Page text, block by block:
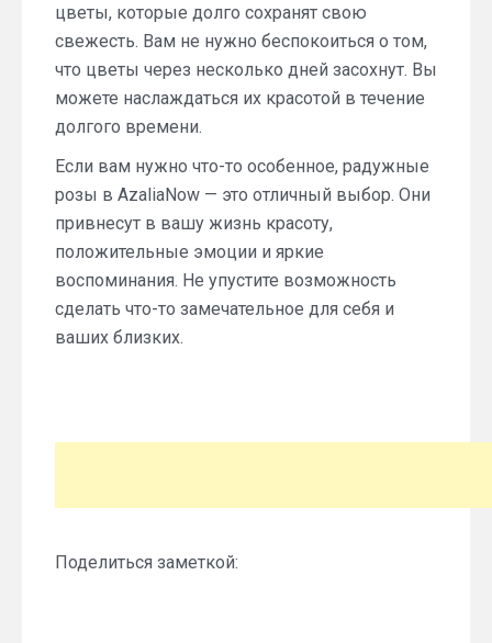
цветы, которые долго сохранят свою
свежесть. Вам не нужно беспокоиться о том,
что цветы через несколько дней засохнут. Вы
можете наслаждаться их красотой в течение
долгого времени.
Если вам нужно что-то особенное, радужные
розы в AzaliaNow — это отличный выбор. Они
привнесут в вашу жизнь красоту,
положительные эмоции и яркие
воспоминания. Не упустите возможность
сделать что-то замечательное для себя и
ваших близких.
Поделиться заметкой: